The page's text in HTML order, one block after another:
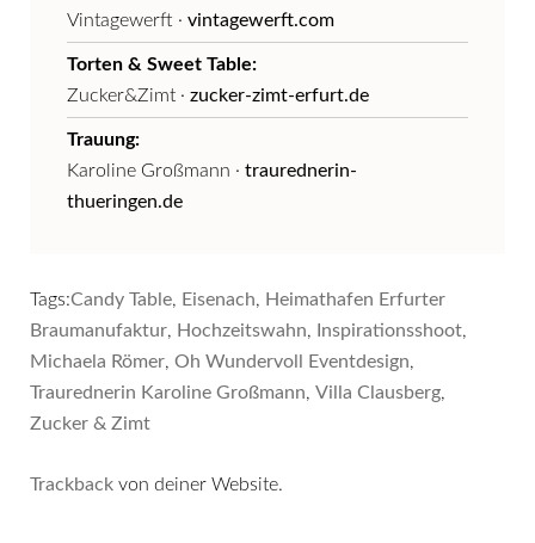
Vintagewerft · vintagewerft.com
Torten & Sweet Table:
Zucker&Zimt · zucker-zimt-erfurt.de
Trauung:
Karoline Großmann · traurednerin-
thueringen.de
Tags:Candy Table, Eisenach, Heimathafen Erfurter
Braumanufaktur, Hochzeitswahn, Inspirationsshoot,
Michaela Römer, Oh Wundervoll Eventdesign,
Traurednerin Karoline Großmann, Villa Clausberg,
Zucker & Zimt
Trackback von deiner Website.